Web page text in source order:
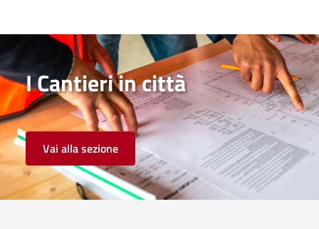
I Cantieri in città
Vai alla sezione